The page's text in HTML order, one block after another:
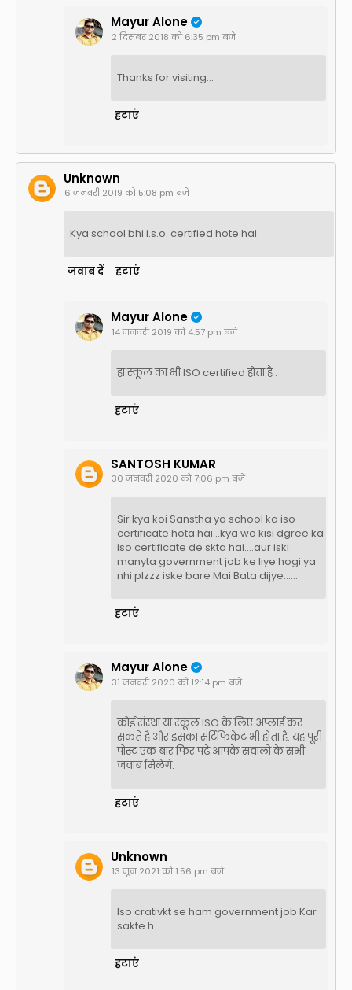
Mayur Alone
2 दिसंबर 2018 को 6:35 pm बजे
Thanks for visiting...
हटाएं
Unknown
6 जनवरी 2019 को 5:08 pm बजे
Kya school bhi i.s.o. certified hote hai
जवाब दें हटाएं
Mayur Alone
14 जनवरी 2019 को 4:57 pm बजे
हा स्कूल का भी ISO certified होता है .
हटाएं
SANTOSH KUMAR
30 जनवरी 2020 को 7:06 pm बजे
Sir kya koi Sanstha ya school ka iso
certificate hota hai...kya wo kisi dgree ka
iso certificate de skta hai....aur iski
manyta government job ke liye hogi ya
nhi plzzz iske bare Mai Bata dijye......
हटाएं
Mayur Alone
31 जनवरी 2020 को 12:14 pm बजे
कोई संस्था या स्कूल ISO के लिए अप्लाई कर
सकते है और इसका सर्टिफिकेट भी होता है. यह पूरी
पोस्ट एक बार फिर पढ़े आपके सवालो के सभी
जवाब मिलेंगे.
हटाएं
Unknown
13 जून 2021 को 1:56 pm बजे
Iso crativkt se ham government job Kar
sakte h
हटाएं